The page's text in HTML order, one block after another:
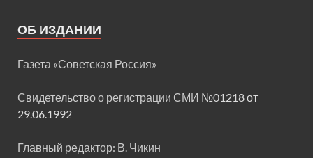
ОБ ИЗДАНИИ
Газета «Советская Россия»
Свидетельство о регистрации СМИ №01218 от
29.06.1992
Главный редактор: В. Чикин